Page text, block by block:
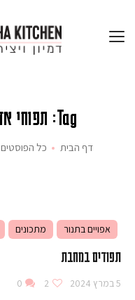
Tag: תפוחי אדמה ברוטב מתוק חריף
דף הבית כל הפוסטים
אפויים בתנור מתכונים
תפודים במחבת
5 במרץ 2024 2
0